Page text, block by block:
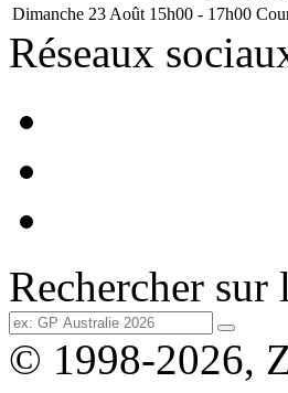
Dimanche 23 Août 15h00 - 17h00
Réseaux
Rechercher sur
© 1998-2026,